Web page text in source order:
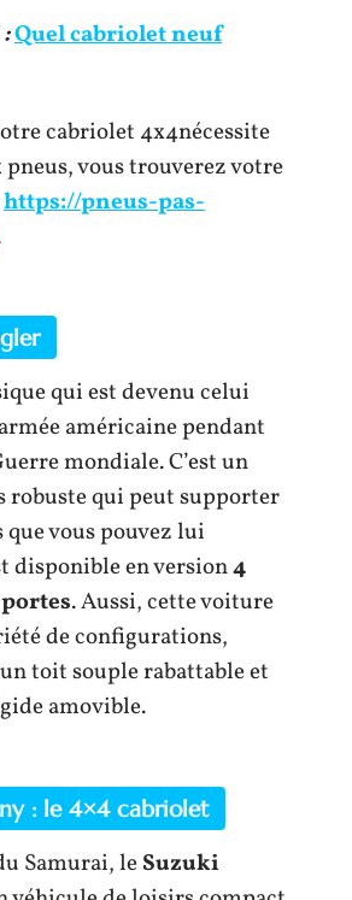
Quel cabriolet neuf
cabriolet 4x4nécessite
pneus, vous trouverez votre
https://pneus-pas-
qui est devenu celui
américaine pendant
mondiale. C’est un
robuste qui peut supporter
que vous pouvez lui
disponible en version4
. Aussi, cette voiture
de configurations,
toit souple rabattable et
amovible.
: le 4×4 cabriolet
Samurai, leSuzuki